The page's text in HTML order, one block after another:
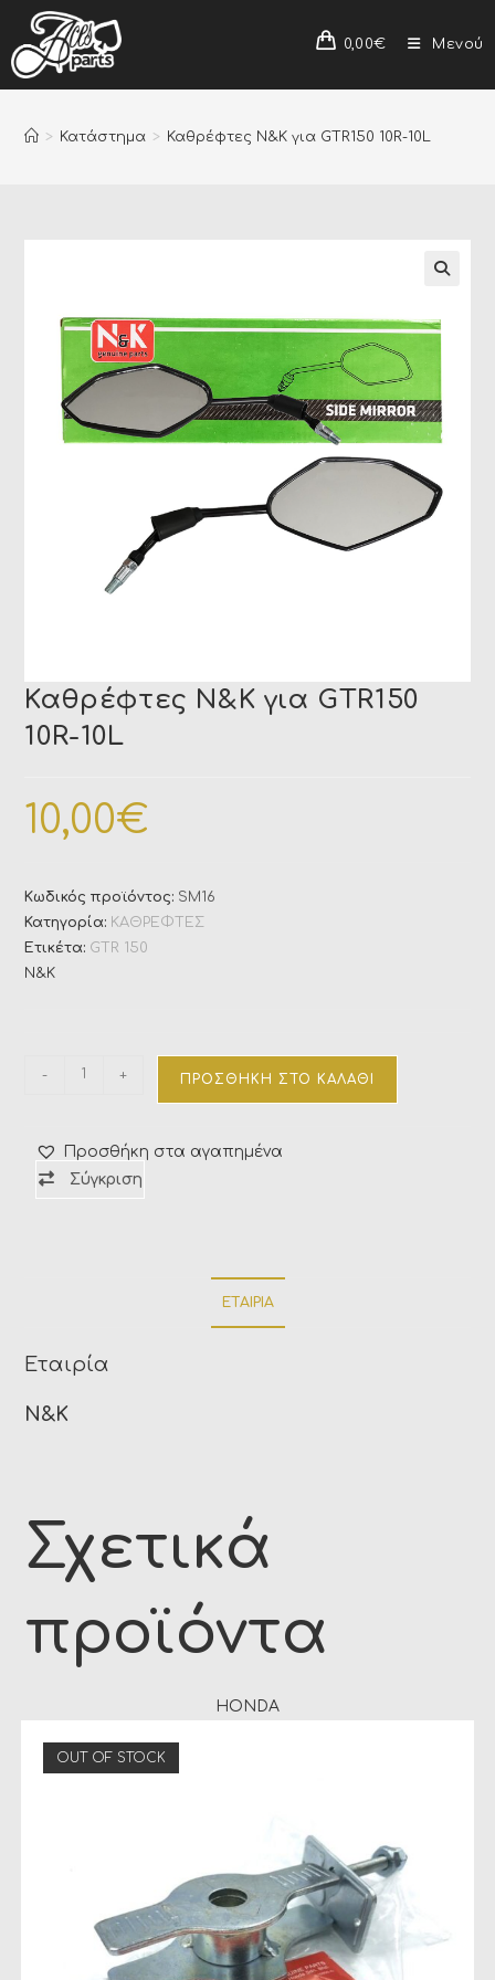
0,00€ Μενού
> Κατάστημα > Καθρέφτες N&K για GTR150 10R-10L
Καθρέφτες N&K για GTR150
10R-10L
10,00€
Κωδικός προϊόντος: SM16
Κατηγορία: ΚΑΘΡΕΦΤΕΣ
Ετικέτα: GTR 150
N&K
- + ΠΡΟΣΘΉΚΗ ΣΤΟ ΚΑΛΆΘΙ
Προσθήκη στα αγαπημένα
Σύγκριση
ΕΤΑΙΡΊΑ
Εταιρία
N&K
Σχετικά
προϊόντα
HONDA
OUT OF STOCK